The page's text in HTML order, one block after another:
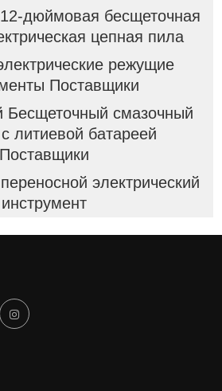
дюймовая бесщеточная
цепная пила
режущие
Поставщики
смазочный
литиевой батареей
Поставщики
электрический
инструмент